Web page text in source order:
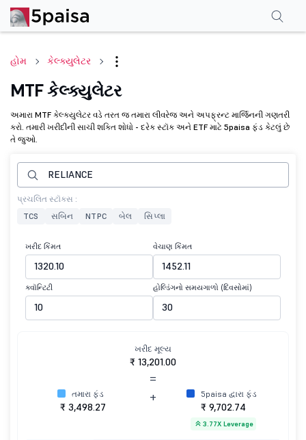
હોમ કેલ્ક્યુલેટર
MTF કેલ્ક્યુલેટર
અમારા MTF કેલ્ક્યુલેટર વડે તરત જ તમારા લીવરેજ અને અપફ્રન્ટ માર્જિનની ગણતરી
કરો. તમારી ખરીદીની સાચી શક્તિ શોધો - દરેક સ્ટૉક અને ETF માટે 5paisa ફંડ કેટલું છે
તે જુઓ.
પ્રચલિત સ્ટૉક્સ :
TCS
સબિન NTPC બેલ સિપ્લા
ખરીદ કિંમત વેચાણ કિંમત
ક્વૉન્ટિટી હોલ્ડિંગનો સમયગાળો (દિવસોમાં)
ખરીદ મૂલ્ય
₹ 13,201.00
=
તમારા ફંડ
₹ 3,498.27
+ 5paisa દ્વારા ફંડ
₹ 9,702.74
3.77X Leverage